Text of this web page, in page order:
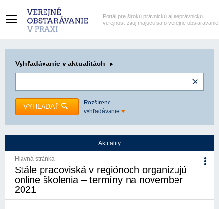
Portál pre širokú právnickú aj neprávnickú
verejnosť zaujímajúcu sa o verejné obstarávanie
Vyhľadávanie v aktualitách
VYHĽADAŤ
Rozšírené
vyhľadávanie
Aktuality
Hlavná stránka
Stále pracoviská v regiónoch organizujú
online školenia – termíny na november
2021